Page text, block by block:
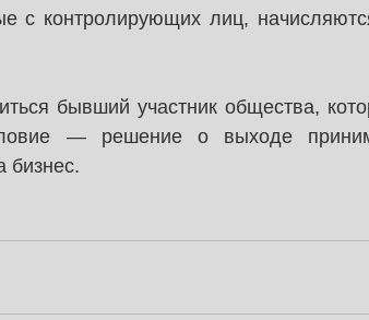
с контролирующих лиц,
бывший участник общества,
— решение о выходе
бизнес.